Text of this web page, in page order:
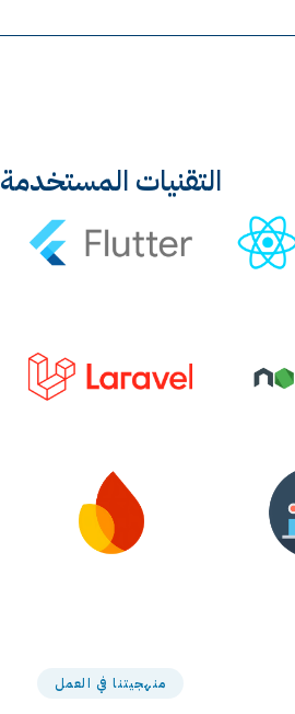
التقنيات المستخدمة
منهجيتنا في العمل